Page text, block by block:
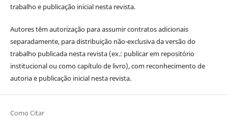
trabalho e publicação inicial nesta revista.
Autores têm autorização para assumir contratos adicionais
separadamente, para distribuição não-exclusiva da versão do
trabalho publicada nesta revista (ex.: publicar em repositório
institucional ou como capítulo de livro), com reconhecimento de
autoria e publicação inicial nesta revista.
Como Citar